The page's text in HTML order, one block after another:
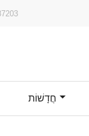
חֲדָשׁוֹת